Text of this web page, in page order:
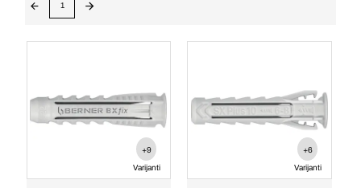
1
+9
Varijanti
+6
Varijanti